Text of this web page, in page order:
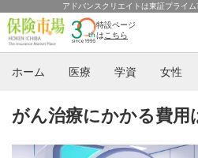
アドバンスクリエイトは東証プライム
特設ページ
は こちら
ホーム 医療 学資 女性
がん治療にかかる費用